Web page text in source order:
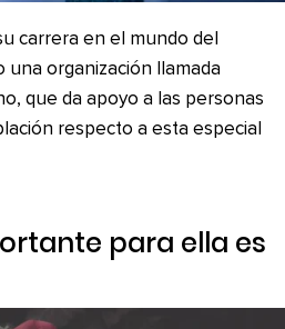
carrera en el mundo del
una organización llamada
que da apoyo a las personas
respecto a esta especial
para ella es